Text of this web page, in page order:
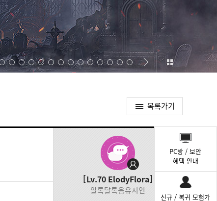
목록가기
Lv.70 ElodyFlora
알록달록음유시인
PC방 / 보안
혜택 안내
신규 / 복귀 모험가